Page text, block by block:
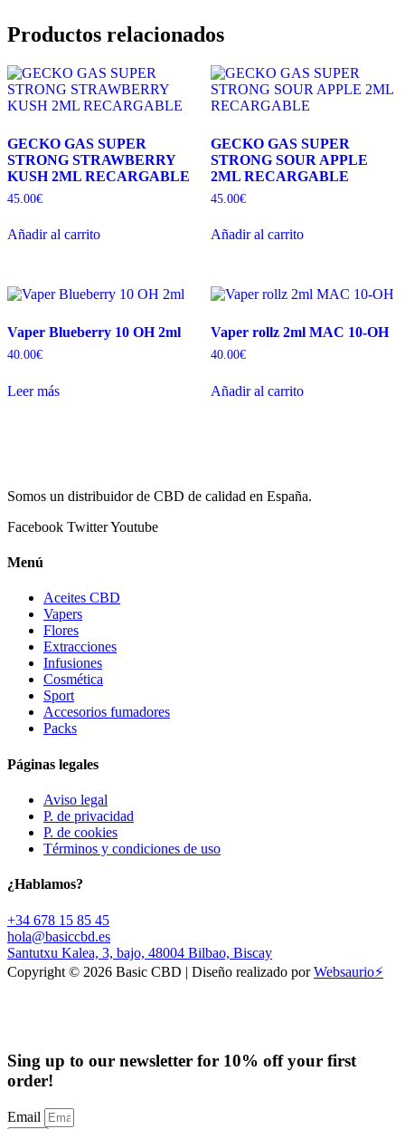
Productos relacionados
GECKO GAS SUPER
STRONG STRAWBERRY
KUSH 2ML RECARGABLE
45.00€
Añadir al carrito
GECKO GAS SUPER
STRONG SOUR APPLE
2ML RECARGABLE
45.00€
Añadir al carrito
Vaper Blueberry 10 OH 2ml
40.00€
Leer más
Vaper rollz 2ml MAC 10-OH
40.00€
Añadir al carrito
Somos un distribuidor de CBD de calidad en España.
Facebook TwitterYoutube
Menú
Aceites CBD
Vapers
Flores
Extracciones
Infusiones
Cosmética
Sport
Accesorios fumadores
Packs
Páginas legales
Aviso legal
P. de privacidad
P. de cookies
Términos y condiciones de uso
¿Hablamos?
+34 678 15 85 45
hola@basiccbd.es
Santutxu Kalea, 3, bajo, 48004 Bilbao, Biscay
Copyright © 2026 Basic CBD | Diseño realizado porWebsaurio⚡
Sing up to our newsletter for 10% off your first
order!
Email